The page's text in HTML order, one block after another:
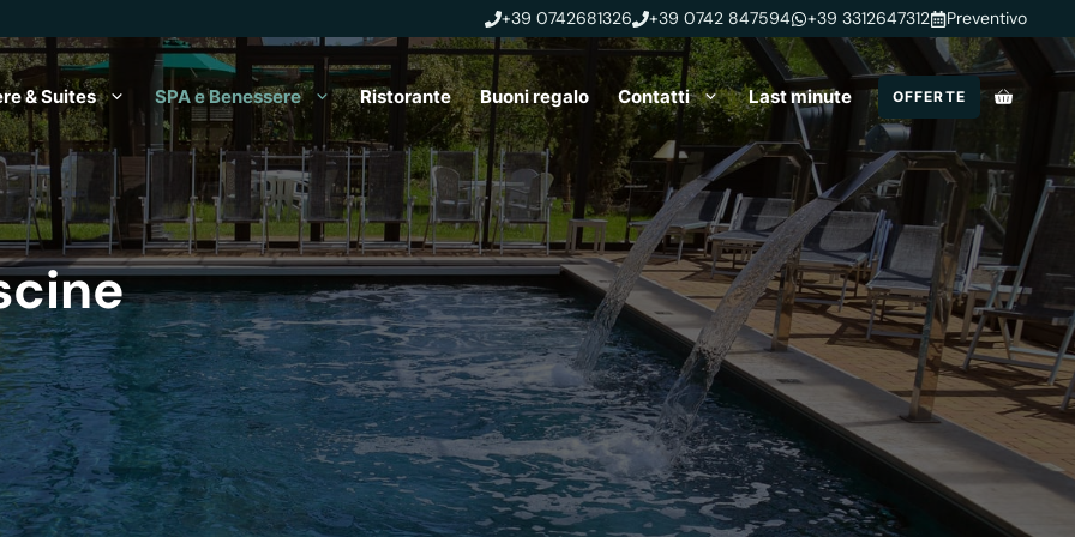
+39 0742681326 +39 0742 847594 +39 3312647312 Preventivo
& Suites SPA e Benessere Ristorante Buoni regalo Contatti Last minute OFFERTE